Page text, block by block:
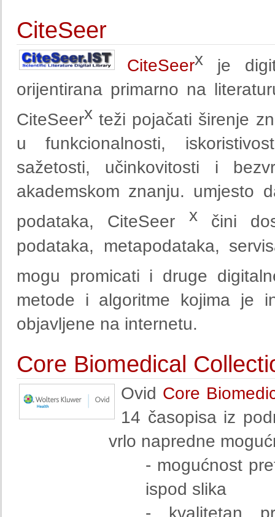
CiteSeer
CiteSeerx je
orijentirana primarno na
CiteSeerx teži pojačati širenje
u funkcionalnosti,
sažetosti, učinkovitosti i
akademskom znanju. umjesto
podataka, CiteSeer xčini
podataka, metapodataka,
mogu promicati i druge
metode i algoritme kojima je
objavljene na internetu.
Core Biomedical
Ovid Core
14 časopisa iz
vrlo napredne
- mogućnost
ispod slika
- kvalitetan